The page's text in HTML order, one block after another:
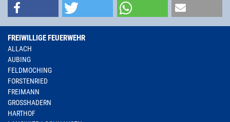
FREIWILLIGE FEUERWEHR
ALLACH
AUBING
FELDMOCHING
FORSTENRIED
FREIMANN
GROSSHADERN
HARTHOF